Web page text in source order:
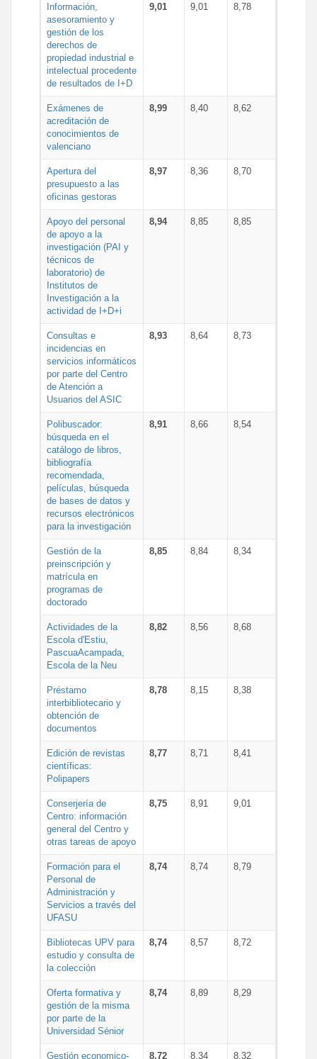
Información,
asesoramiento y
gestión de los
derechos de
propiedad industrial e
intelectual procedente
de resultados de I+D
9,01 9,01 8,78
Exámenes de
acreditación de
conocimientos de
valenciano
8,99 8,40 8,62
Apertura del
presupuesto a las
oficinas gestoras
8,97 8,36 8,70
Apoyo del personal
de apoyo a la
investigación (PAI y
técnicos de
laboratorio) de
Institutos de
Investigación a la
actividad de I+D+i
8,94 8,85 8,85
Consultas e
incidencias en
servicios informáticos
por parte del Centro
de Atención a
Usuarios del ASIC
8,93 8,64 8,73
Polibuscador:
búsqueda en el
catálogo de libros,
bibliografía
recomendada,
películas, búsqueda
de bases de datos y
recursos electrónicos
para la investigación
8,91 8,66 8,54
Gestión de la
preinscripción y
matrícula en
programas de
doctorado
8,85 8,84 8,34
Actividades de la
Escola d'Estiu,
PascuaAcampada,
Escola de la Neu
8,82 8,56 8,68
Préstamo
interbibliotecario y
obtención de
documentos
8,78 8,15 8,38
Edición de revistas
científicas:
Polipapers
8,77 8,71 8,41
Conserjería de
Centro: información
general del Centro y
otras tareas de apoyo
8,75 8,91 9,01
Formación para el
Personal de
Administración y
Servicios a través del
UFASU
8,74 8,74 8,79
Bibliotecas UPV para
estudio y consulta de
la colección
8,74 8,57 8,72
Oferta formativa y
gestión de la misma
por parte de la
Universidad Sénior
8,74 8,89 8,29
Gestión economico- 8,72 8,34 8,32